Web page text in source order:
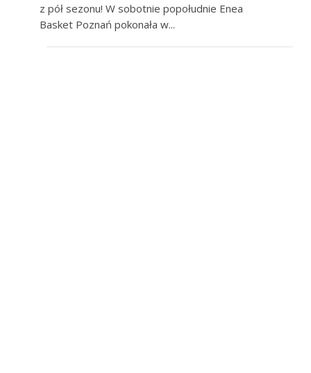
z pół sezonu! W sobotnie popołudnie Enea
Basket Poznań pokonała w...